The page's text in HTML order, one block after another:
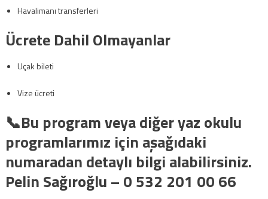
Havalimanı transferleri
Ücrete Dahil Olmayanlar
Uçak bileti
Vize ücreti
📞Bu program veya diğer yaz okulu
programlarımız için aşağıdaki
numaradan detaylı bilgi alabilirsiniz.
Pelin Sağıroğlu – 0 532 201 00 66